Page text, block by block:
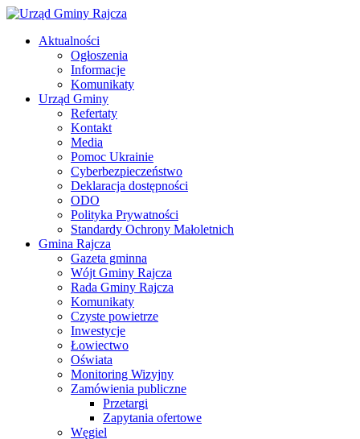
Aktualności
Ogłoszenia
Informacje
Komunikaty
Urząd Gminy
Refertaty
Kontakt
Media
Pomoc Ukrainie
Cyberbezpieczeństwo
Deklaracja dostępności
ODO
Polityka Prywatności
Standardy Ochrony Małoletnich
Gmina Rajcza
Gazeta gminna
Wójt Gminy Rajcza
Rada Gminy Rajcza
Komunikaty
Czyste powietrze
Inwestycje
Łowiectwo
Oświata
Monitoring Wizyjny
Zamówienia publiczne
Przetargi
Zapytania ofertowe
Węgiel